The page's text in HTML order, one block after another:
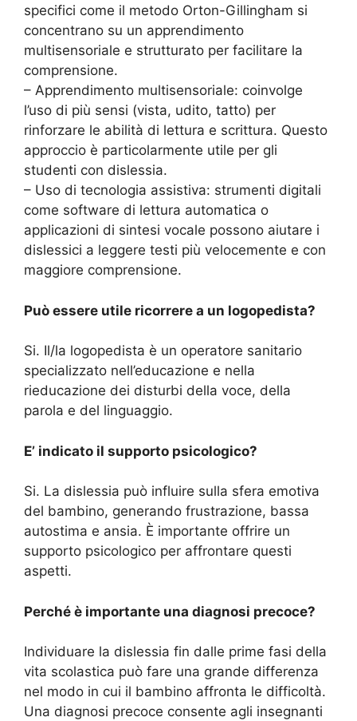
specifici come il metodo Orton-Gillingham si
concentrano su un apprendimento
multisensoriale e strutturato per facilitare la
comprensione.
– Apprendimento multisensoriale: coinvolge
l’uso di più sensi (vista, udito, tatto) per
rinforzare le abilità di lettura e scrittura. Questo
approccio è particolarmente utile per gli
studenti con dislessia.
– Uso di tecnologia assistiva: strumenti digitali
come software di lettura automatica o
applicazioni di sintesi vocale possono aiutare i
dislessici a leggere testi più velocemente e con
maggiore comprensione.
Può essere utile ricorrere a un logopedista?
Si. Il/la logopedista è un operatore sanitario
specializzato nell’educazione e nella
rieducazione dei disturbi della voce, della
parola e del linguaggio.
E’ indicato il supporto psicologico?
Si. La dislessia può influire sulla sfera emotiva
del bambino, generando frustrazione, bassa
autostima e ansia. È importante offrire un
supporto psicologico per affrontare questi
aspetti.
Perché è importante una diagnosi precoce?
Individuare la dislessia fin dalle prime fasi della
vita scolastica può fare una grande differenza
nel modo in cui il bambino affronta le difficoltà.
Una diagnosi precoce consente agli insegnanti